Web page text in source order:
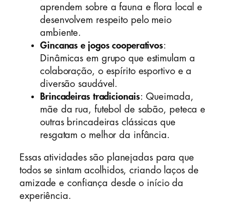
aprendem sobre a fauna e flora local e
desenvolvem respeito pelo meio
ambiente.
Gincanas e jogos cooperativos:
Dinâmicas em grupo que estimulam a
colaboração, o espírito esportivo e a
diversão saudável.
Brincadeiras tradicionais: Queimada,
mãe da rua, futebol de sabão, peteca e
outras brincadeiras clássicas que
resgatam o melhor da infância.
Essas atividades são planejadas para que
todos se sintam acolhidos, criando laços de
amizade e confiança desde o início da
experiência.